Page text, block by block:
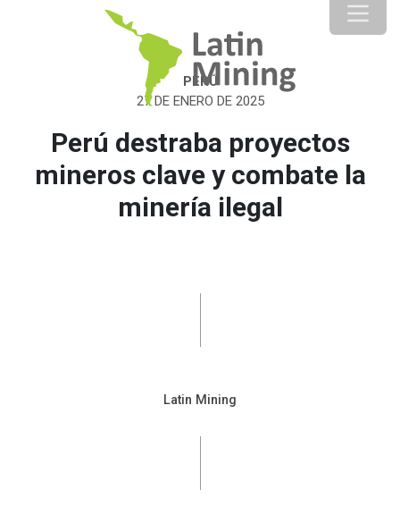
PERÚ
27 DE ENERO DE 2025
Perú destraba proyectos
mineros clave y combate la
minería ilegal
Latin Mining